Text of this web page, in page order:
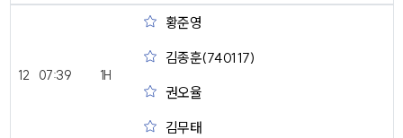
12 07:39 1H
황준영
김종훈(740117)
권오율
김무태